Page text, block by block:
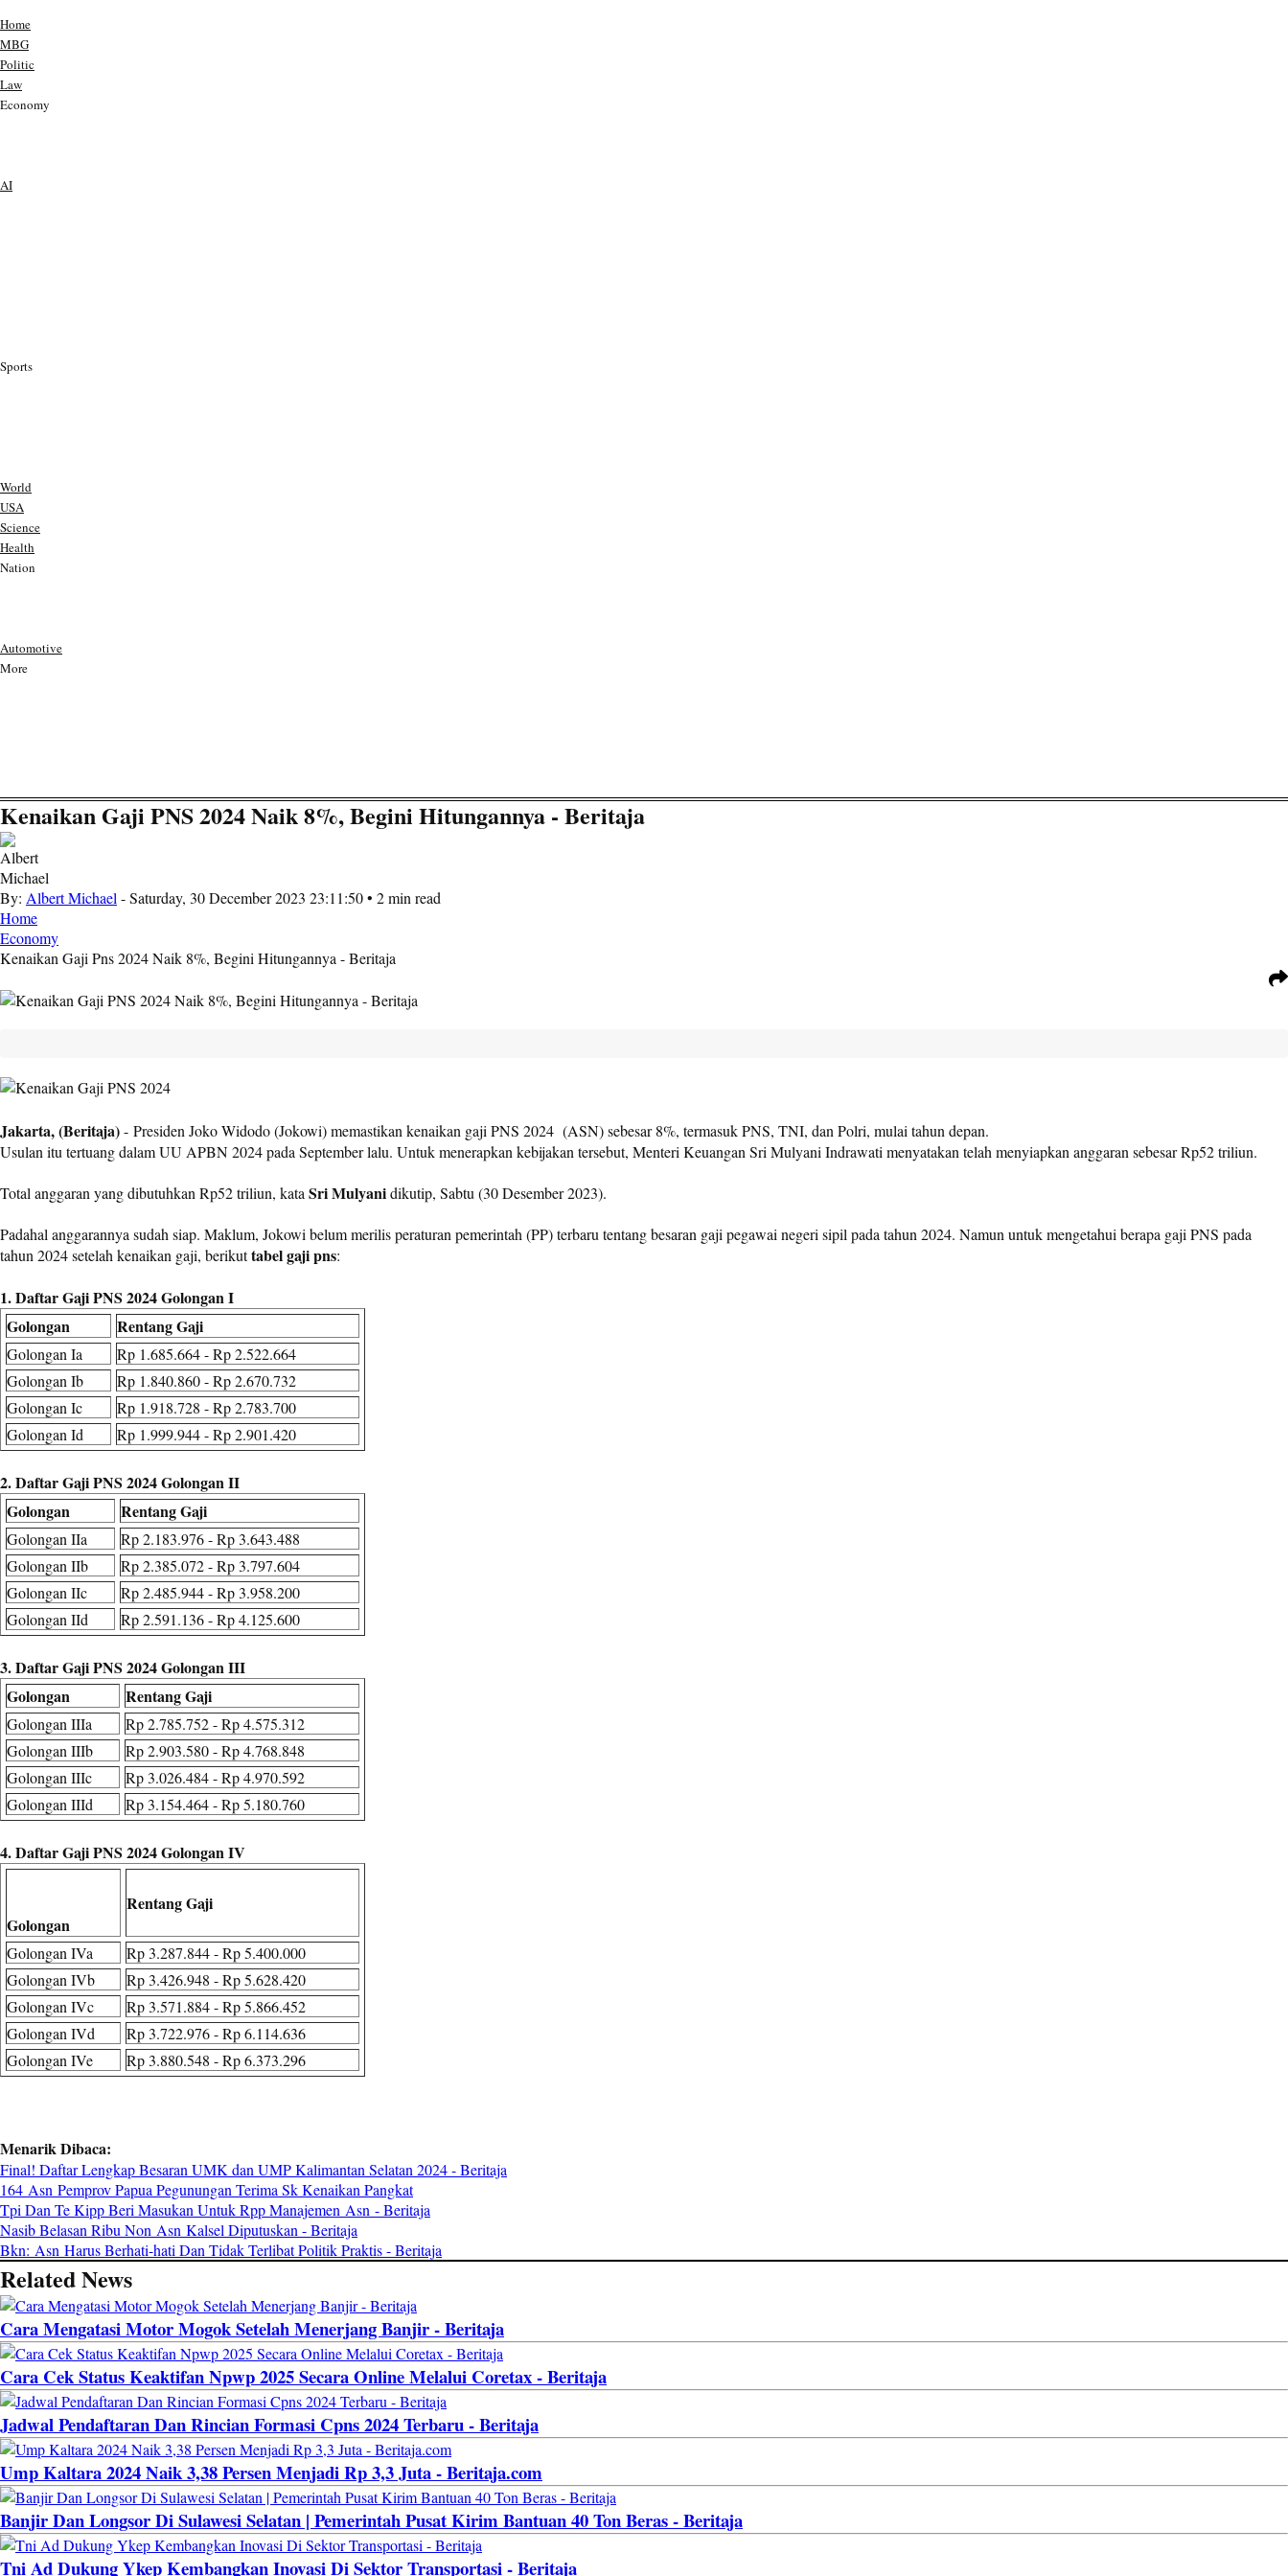
Home
MBG
Politic
Law
Economy
AI
Sports
World
USA
Science
Health
Nation
Automotive
More
Kenaikan Gaji PNS 2024 Naik 8%, Begini Hitungannya - Beritaja
By: Albert Michael - Saturday, 30 December 2023 23:11:50 • 2 min read
Home
Economy
Kenaikan Gaji Pns 2024 Naik 8%, Begini Hitungannya - Beritaja
Jakarta, (Beritaja)- Presiden Joko Widodo (Jokowi) memastikan kenaikan gaji PNS 2024 (ASN) sebesar 8%, termasuk PNS, TNI, dan Polri, mulai tahun depan.
Usulan itu tertuang dalam UU APBN 2024 pada September lalu. Untuk menerapkan kebijakan tersebut, Menteri Keuangan Sri Mulyani Indrawati menyatakan telah menyiapkan anggaran sebesar Rp52 triliun.
Total anggaran yang dibutuhkan Rp52 triliun, kata Sri Mulyanidikutip, Sabtu (30 Desember 2023).
Padahal anggarannya sudah siap. Maklum, Jokowi belum merilis peraturan pemerintah (PP) terbaru tentang besaran gaji pegawai negeri sipil pada tahun 2024. Namun untuk mengetahui berapa gaji PNS pada
tahun 2024 setelah kenaikan gaji, berikuttabel gaji pns:
1. Daftar Gaji PNS 2024 Golongan I
Golongan
Rentang Gaji
Golongan Ia
Rp 1.685.664 - Rp 2.522.664
Golongan Ib
Rp 1.840.860 - Rp 2.670.732
Golongan Ic
Rp 1.918.728 - Rp 2.783.700
Golongan Id
Rp 1.999.944 - Rp 2.901.420
2. Daftar Gaji PNS 2024 Golongan II
Golongan
Rentang Gaji
Golongan IIa
Rp 2.183.976 - Rp 3.643.488
Golongan IIb
Rp 2.385.072 - Rp 3.797.604
Golongan IIc
Rp 2.485.944 - Rp 3.958.200
Golongan IId
Rp 2.591.136 - Rp 4.125.600
3. Daftar Gaji PNS 2024 Golongan III
Golongan
Rentang Gaji
Golongan IIIa
Rp 2.785.752 - Rp 4.575.312
Golongan IIIb
Rp 2.903.580 - Rp 4.768.848
Golongan IIIc
Rp 3.026.484 - Rp 4.970.592
Golongan IIId
Rp 3.154.464 - Rp 5.180.760
4. Daftar Gaji PNS 2024 Golongan IV
Golongan
Rentang Gaji
Golongan IVa
Rp 3.287.844 - Rp 5.400.000
Golongan IVb
Rp 3.426.948 - Rp 5.628.420
Golongan IVc
Rp 3.571.884 - Rp 5.866.452
Golongan IVd
Rp 3.722.976 - Rp 6.114.636
Golongan IVe
Rp 3.880.548 - Rp 6.373.296
Menarik Dibaca:
Final! Daftar Lengkap Besaran UMK dan UMP Kalimantan Selatan 2024 - Beritaja
164 Asn Pemprov Papua Pegunungan Terima Sk Kenaikan Pangkat
Tpi Dan Te Kipp Beri Masukan Untuk Rpp Manajemen Asn - Beritaja
Nasib Belasan Ribu Non Asn Kalsel Diputuskan - Beritaja
Bkn: Asn Harus Berhati-hati Dan Tidak Terlibat Politik Praktis - Beritaja
Related News
Cara Mengatasi Motor Mogok Setelah Menerjang Banjir - Beritaja
Cara Cek Status Keaktifan Npwp 2025 Secara Online Melalui Coretax - Beritaja
Jadwal Pendaftaran Dan Rincian Formasi Cpns 2024 Terbaru - Beritaja
Ump Kaltara 2024 Naik 3,38 Persen Menjadi Rp 3,3 Juta - Beritaja.com
Banjir Dan Longsor Di Sulawesi Selatan | Pemerintah Pusat Kirim Bantuan 40 Ton Beras - Beritaja
Tni Ad Dukung Ykep Kembangkan Inovasi Di Sektor Transportasi - Beritaja